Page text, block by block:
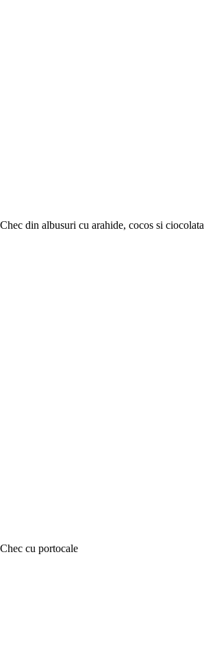
Chec din albusuri cu arahide, cocos si ciocolata
Chec cu portocale